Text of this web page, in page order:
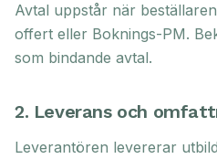
Avtal uppstår när
offert eller Boknings-PM.
som bindande avtal.
2. Leverans och
Leverantören levererar